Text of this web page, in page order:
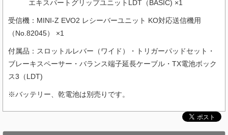
エキスパートグリップユニットLDT（BASIC) ×1
受信機：MINI-Z EVO2 レシーバーユニット KO対応送信機用
（No.82045） ×1
付属品：スロットルレバー（ワイド）・トリガーパッドセット・
ブレーキスペーサー・バランス端子延長ケーブル・TX電池ボック
ス3（LDT)
※バッテリー、乾電池は別売りです。